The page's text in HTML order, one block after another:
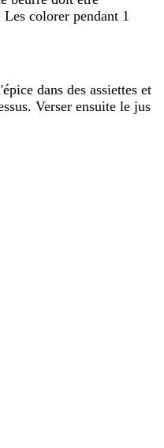
colorer pendant 1
dans des assiettes et
Verser ensuite le jus